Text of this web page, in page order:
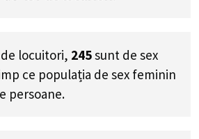
de locuitori, 245sunt de sex
ce populația de sex feminin
persoane.